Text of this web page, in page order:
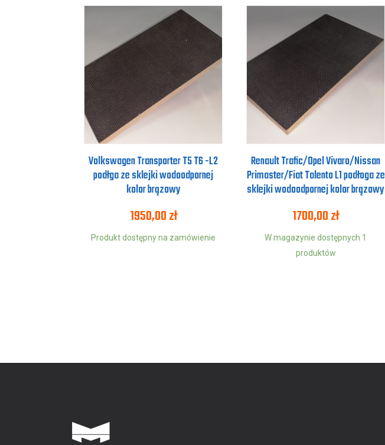
Volkswagen Transporter T5 T6 -L2
podłga ze sklejki wodoodpornej
kolor brązowy
1950,00zł
Produkt dostępny na zamówienie
Renault Trafic/Opel Vivaro/Nissan
Primaster/Fiat Talento L1 podłoga ze
sklejki wodoodpornej kolor brązowy
1700,00zł
W magazynie dostępnych 1
produktów